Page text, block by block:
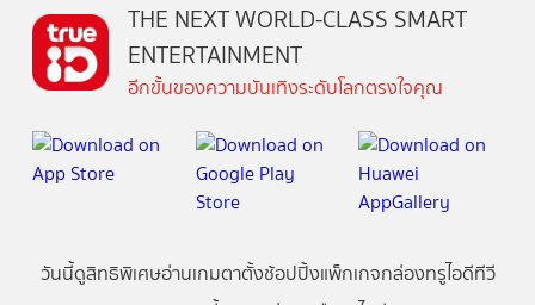
THE NEXT WORLD-CLASS SMART
ENTERTAINMENT
อีกขั้นของความบันเทิงระดับโลกตรงใจคุณ
วันนี้ดูสิทธิพิเศษอ่านเกมตาตั้งช้อปปิ้งแพ็กเกจกล่องทรูไอดีทีวี